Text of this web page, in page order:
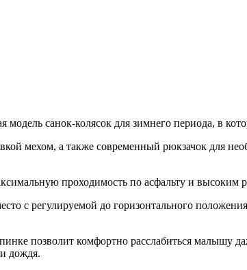
санок-колясок для зимнего периода, в
мехом, а также современный рюкзачок для
проходимость по асфальту и высоким
с регулируемой до горизонтального
позволит комфортно расслабиться
дождя.